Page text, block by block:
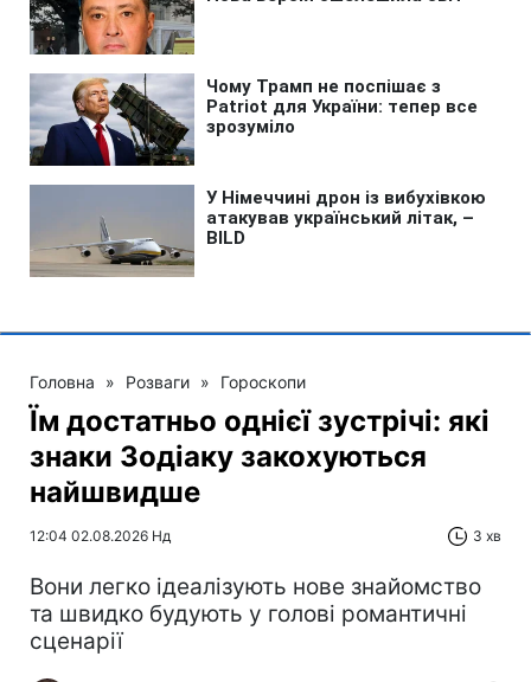
Головна » Розваги » Гороскопи
Їм достатньо однієї зустрічі: які
знаки Зодіаку закохуються
найшвидше
12:04 02.08.2026 Нд 3 хв
Вони легко ідеалізують нове знайомство
та швидко будують у голові романтичні
сценарії